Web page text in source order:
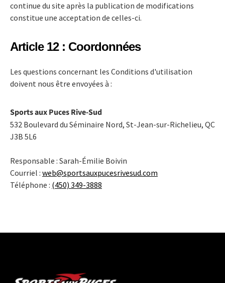
continue du site après la publication de modifications
constitue une acceptation de celles-ci.
Article 12 : Coordonnées
Les questions concernant les Conditions d'utilisation
doivent nous être envoyées à :
Sports aux Puces Rive-Sud
532 Boulevard du Séminaire Nord, St-Jean-sur-Richelieu, QC
J3B 5L6
Responsable : Sarah-Émilie Boivin
Courriel : web@sportsauxpucesrivesud.com
Téléphone : (450) 349-3888